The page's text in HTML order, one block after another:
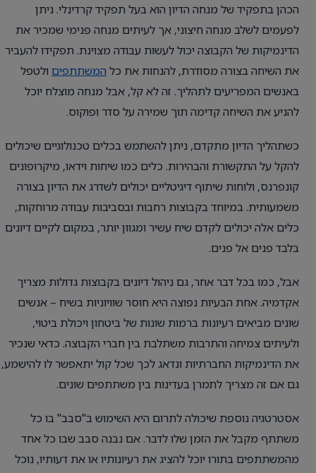
הכהן בתפקיד של מנחה הדיון הוא בעל תפקיד קרדינלי. ניתן
לפעמים לשלב מנחה חיצוני, אך לעיתים מנחה פנימי שמכיר את
הדינמיקות של הקבוצה יכול לעשות עבודה מצוינת. תפקידו להעביר
את השיחה בצורה מסודרת, להנחות את כל המשתתפים ולטפל
באנשים המפריעים לתהליך. זה לא קל, אבל מנחה מוצלח יוכל
להניע את השיחה קדימה תוך שמירה על סדר ופוקוס.
כשתהליך הדיון מתקדם, ניתן להשתמש בכלים טכנולוגיים שיכולים
להקל על התקשורת והבהירות. כלים כמו שיחות וידאו, מיקרופונים
קונפרנס, ולוחות שיתוף דיגיטליים יכולים לשדרג את הדיון בצורה
משמעותית. במיוחד בקבוצות רחבות ובסביבות עבודה מרוחקות,
כלים אלה יכולים לקדם שיח עשיר ומגוון יותר, במקום לקיים דיונים
בלבד פנים אל פנים.
אבל, כמו בכל דבר אחר, גם ניהול דיונים בקבוצות גדולות מצריך
אקדמיה. אחת הבעיות נפוצה היא חוסר שוויוניות בשיח – אנשים
שונים מביאים רעיונות ברמות שונות של ביטחון ויכולת ביטוי,
ולעיתים צמיחה והתרבות משתלבת בין חברי הקבוצה. כדאי שנכיר
את הדינמיקות החברתיות ונדאג לכך שכל קול יתאפשר לו להישמע,
גם אם זה מצריך לתמרן בעדינות בין משתתפים שונים.
אסטרטגיה נוספת שיכולה לתרום היא השימוש ב"סבב" בו כל
משתתף מקבל את הזמן שלו לדבר. אם נבנה סבב שבו כל אחד
מהמשתתפים בתורו יוכל להציג את רעיונותיו או את דעותיו, נוכל